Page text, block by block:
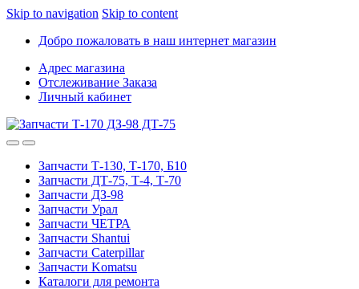
Skip to navigation Skip to content
Добро пожаловать в наш интернет магазин
Адрес магазина
Отслеживание Заказа
Личный кабинет
Запчасти Т-130, Т-170, Б10
Запчасти ДТ-75, Т-4, Т-70
Запчасти ДЗ-98
Запчасти Урал
Запчасти ЧЕТРА
Запчасти Shantui
Запчасти Caterpillar
Запчасти Komatsu
Каталоги для ремонта